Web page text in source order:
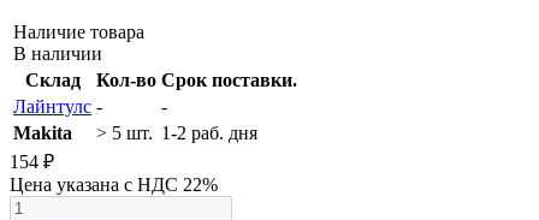
Наличие товара
В наличии
Склад
Кол-во Срок поставки.
Лайнтулс -
-
Makita
> 5 шт. 1-2 раб. дня
154 ₽
Цена указана с НДС 22%